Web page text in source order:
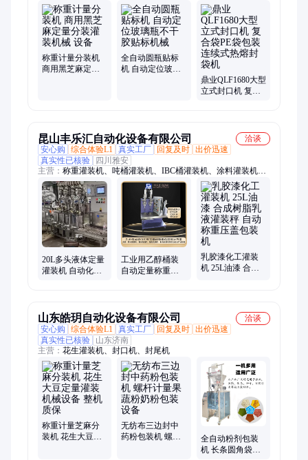
菇灌装机、磁力泵灌装机、流水线灌装机、色拉油灌装机、分装
设备、粮食颗粒、pe袋封口机、酱料瓶真空、纸箱封口机、真空
封口机、大米分装机、充气封口机、大米袋封口机、手提袋封口
机、易拉罐封口机、左右驱动封箱、塑料瓶拧盖机、塑料袋封口
机、复合袋封口机
称重计量分装机
商用黑芝麻定量
全自动圆瓶贴标
机 自动定位玻璃
鼎业QLF1680大型
立式封口机 复合
昆山丰乐汇自动化设备有限公司
洽谈
安心购
综合体验L1 真实工厂 回复及时 出价迅速
真实性已核验
四川雅安
主营： 称重灌装机、吨桶灌装机、IBC桶灌装机、涂料灌装机、
防爆灌装秤、液体自动灌装机、灌装秤
20L多头液体定量
灌装机 自动化成
工业用乙醇桶装
自动定量称重灌
乳胶漆化工灌装
机 25L油漆 合成
山东皓玥自动化设备有限公司
洽谈
安心购
综合体验L1 真实工厂 回复及时 出价迅速
真实性已核验
山东济南
主营： 花生灌装机、封口机、封尾机
称重计量芝麻分
装机 花生大豆定
无纺布三边封中
药粉包装机 螺杆
全自动粉剂包装
机 长条圆角袋调